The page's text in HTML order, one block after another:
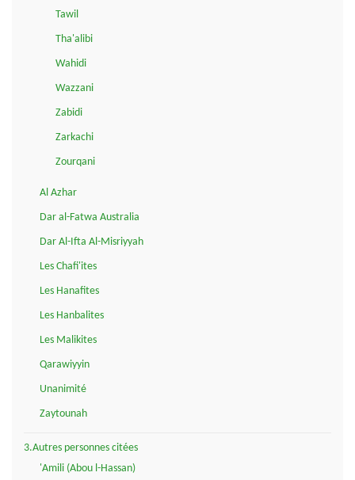
Tawil
Tha'alibi
Wahidi
Wazzani
Zabidi
Zarkachi
Zourqani
Al Azhar
Dar al-Fatwa Australia
Dar Al-Ifta Al-Misriyyah
Les Chafi'ites
Les Hanafites
Les Hanbalites
Les Malikites
Qarawiyyin
Unanimité
Zaytounah
3.Autres personnes citées
'Amili (Abou l-Hassan)